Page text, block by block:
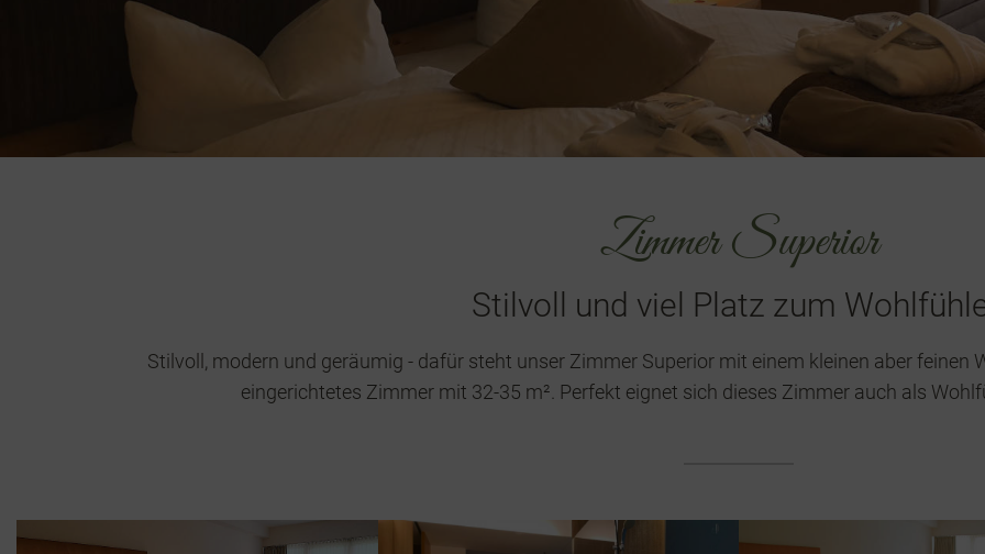
Zimmer Superior
Stilvoll und viel Platz zum
Stilvoll, modern und geräumig - dafür steht unser Zimmer Superior mit einem kleinen aber feinen
eingerichtetes Zimmer mit 32-35 m². Perfekt eignet sich dieses Zimmer auch als